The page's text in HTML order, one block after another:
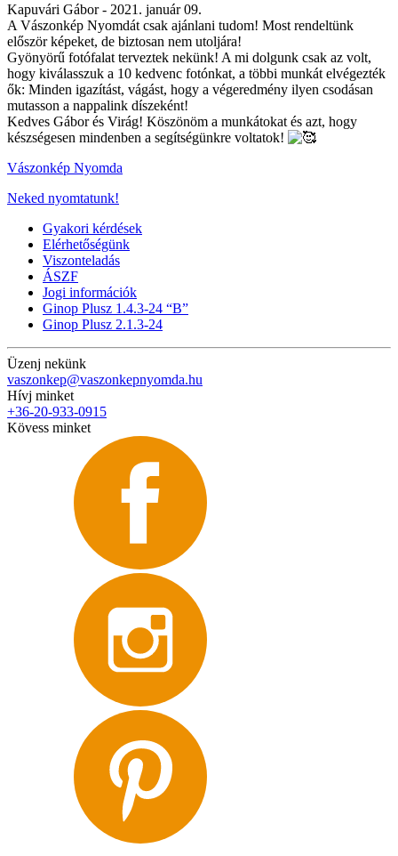
Kapuvári Gábor - 2021. január 09.
A Vászonkép Nyomdát csak ajánlani tudom! Most rendeltünk
először képeket, de biztosan nem utoljára!
Gyönyörű fotófalat terveztek nekünk! A mi dolgunk csak az volt,
hogy kiválasszuk a 10 kedvenc fotónkat, a többi munkát elvégezték
ők: Minden igazítást, vágást, hogy a végeredmény ilyen csodásan
mutasson a nappalink díszeként!
Kedves Gábor és Virág! Köszönöm a munkátokat és azt, hogy
készségesen mindenben a segítségünkre voltatok!
Vászonkép Nyomda
Neked nyomtatunk!
Gyakori kérdések
Elérhetőségünk
Viszonteladás
ÁSZF
Jogi információk
Ginop Plusz 1.4.3-24 “B”
Ginop Plusz 2.1.3-24
Üzenj nekünk
vaszonkep@vaszonkepnyomda.hu
Hívj minket
+36-20-933-0915
Kövess minket